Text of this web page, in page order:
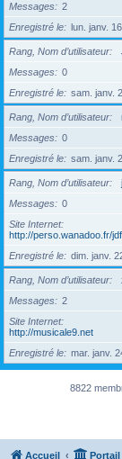
Messages
2
Enregistré le
lun. janv.
Rang, Nom d’utilisateur
Messages
0
Enregistré le
sam. janv.
Rang, Nom d’utilisateur
Messages
0
Enregistré le
sam. janv.
Rang, Nom d’utilisateur
Messages
0
Site Internet
http://perso.wanadoo.fr/
Enregistré le
dim. janv.
Rang, Nom d’utilisateur
Messages
2
Site Internet
http://musicale9.net
Enregistré le
mar. janv.
8822
Accueil Portail